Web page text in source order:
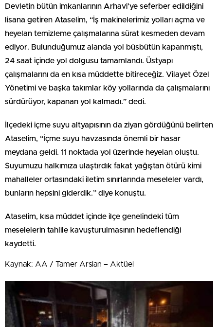
Devletin bütün imkanlarının Arhavi’ye seferber edildiğini
lisana getiren Ataselim, “İş makinelerimiz yolları açma ve
heyelan temizleme çalışmalarına sürat kesmeden devam
ediyor. Bulunduğumuz alanda yol büsbütün kapanmıştı,
24 saat içinde yol dolgusu tamamlandı. Üstyapı
çalışmalarını da en kısa müddette bitireceğiz. Vilayet Özel
Yönetimi ve başka takımlar köy yollarında da çalışmalarını
sürdürüyor, kapanan yol kalmadı.” dedi.
İlçedeki içme suyu altyapısının da ziyan gördüğünü belirten
Ataselim, “İçme suyu havzasında önemli bir hasar
meydana geldi. 11 noktada yol üzerinde heyelan oluştu.
Suyumuzu halkımıza ulaştırdık fakat yağıştan ötürü kimi
mahalleler ortasındaki iletim sınırlarında meseleler vardı,
bunların hepsini giderdik.” diye konuştu.
Ataselim, kısa müddet içinde ilçe genelindeki tüm
meselelerin tahlile kavuşturulmasının hedeflendiği
kaydetti.
Kaynak: AA / Tamer Arslan – Aktüel